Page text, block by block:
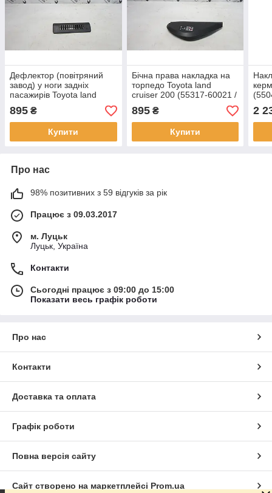
Дефлектор (повітряний
завод) у ноги задніх
пасажирів Toyota land
cruiser 200 (87228-60010)
895 ₴
Купити
Бічна права накладка на
торпедо Toyota land
cruiser 200 (55317-60021 /
55317-60031)
895₴
Купити
2
Про нас
98% позитивних з 59 відгуків за рік
Працює з 09.03.2017
м. Луцьк
Луцьк, Україна
Контакти
Сьогодні працює з 09:00 до 15:00
Показати весь графік роботи
Про нас
Контакти
Доставка та оплата
Графік роботи
Повна версія сайту
Сайт створено на маркетплейсі Prom.ua